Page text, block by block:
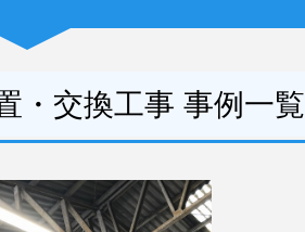
・交換工事 事例一覧